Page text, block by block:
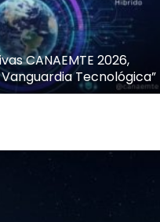
CANAEMTE 2026,
Tecnológica”